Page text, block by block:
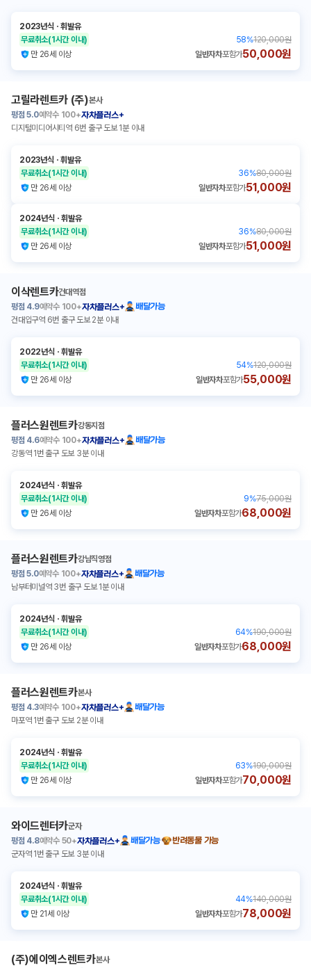
2023년식 ㆍ휘발유
무료취소(1시간 이내) 58%120,000원
만 26세 이상
일반자차포함가50,000원
고릴라렌트카 (주)본사
평점 5.0예약수 100+자차플러스+
디지털미디어시티역 6번 출구 도보 1분 이내
2023년식 ㆍ휘발유
무료취소(1시간 이내) 36%80,000원
만 26세 이상
일반자차포함가51,000원
2024년식 ㆍ휘발유
무료취소(1시간 이내) 36%80,000원
만 26세 이상
일반자차포함가51,000원
이삭렌트카건대역점
평점 4.9예약수 100+자차플러스+
배달가능
건대입구역 6번 출구 도보 2분 이내
2022년식 ㆍ휘발유
무료취소(1시간 이내) 54%120,000원
만 26세 이상
일반자차포함가55,000원
플러스원렌트카강동지점
평점 4.6예약수 100+자차플러스+
배달가능
강동역 1번 출구 도보 3분 이내
2024년식 ㆍ휘발유
무료취소(1시간 이내) 9%75,000원
만 26세 이상
일반자차포함가68,000원
플러스원렌트카강남직영점
평점 5.0예약수 100+자차플러스+
배달가능
남부터미널역 3번 출구 도보 1분 이내
2024년식 ㆍ휘발유
무료취소(1시간 이내) 64%190,000원
만 26세 이상
일반자차포함가68,000원
플러스원렌트카본사
평점 4.3예약수 100+자차플러스+
배달가능
마포역 1번 출구 도보 2분 이내
2024년식 ㆍ휘발유
무료취소(1시간 이내) 63%190,000원
만 26세 이상
일반자차포함가70,000원
와이드렌터카군자
평점 4.8예약수 50+자차플러스+ 배달가능
반려동물 가능
군자역 1번 출구 도보 3분 이내
2024년식 ㆍ휘발유
무료취소(1시간 이내) 44%140,000원
만 21세 이상
일반자차포함가78,000원
(주)에이엑스렌트카본사